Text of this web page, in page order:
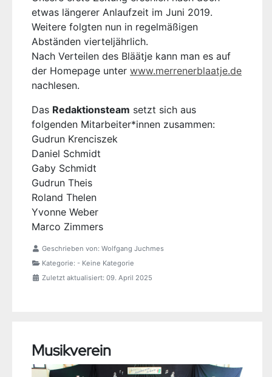
etwas längerer Anlaufzeit im Juni 2019.
Weitere folgten nun in regelmäßigen
Abständen vierteljährlich.
Nach Verteilen des Bläätje kann man es auf
der Homepage unter www.merrenerblaatje.de
nachlesen.
Das Redaktionsteam setzt sich aus
folgenden Mitarbeiter*innen zusammen:
Gudrun Krenciszek
Daniel Schmidt
Gaby Schmidt
Gudrun Theis
Roland Thelen
Yvonne Weber
Marco Zimmers
Geschrieben von: Wolfgang Juchmes
Kategorie: - Keine Kategorie
Zuletzt aktualisiert: 09. April 2025
Musikverein